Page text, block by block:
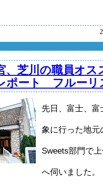
、芝川の職員オ
ポート フルーリ
先日、富士、
象に行った地元
Sweets部門で
へ伺いました。